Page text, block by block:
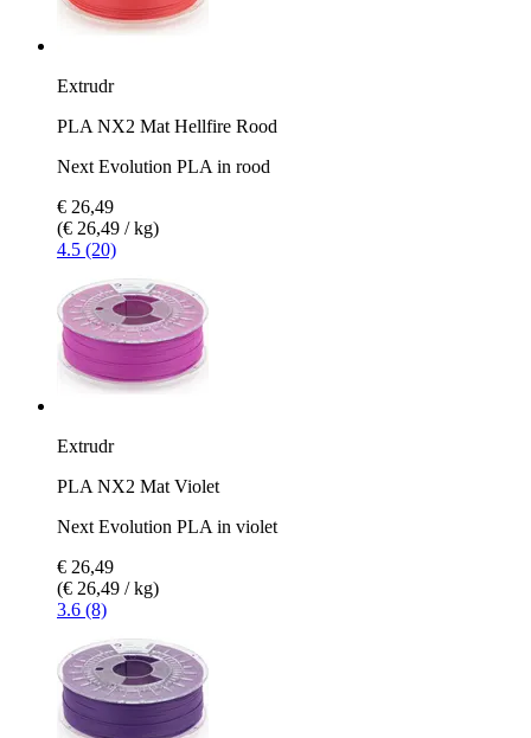
Extrudr
PLA NX2 Mat Hellfire Rood
Next Evolution PLA in rood
€ 26,49
(€ 26,49 / kg)
4.5 (20)
Extrudr
PLA NX2 Mat Violet
Next Evolution PLA in violet
€ 26,49
(€ 26,49 / kg)
3.6 (8)